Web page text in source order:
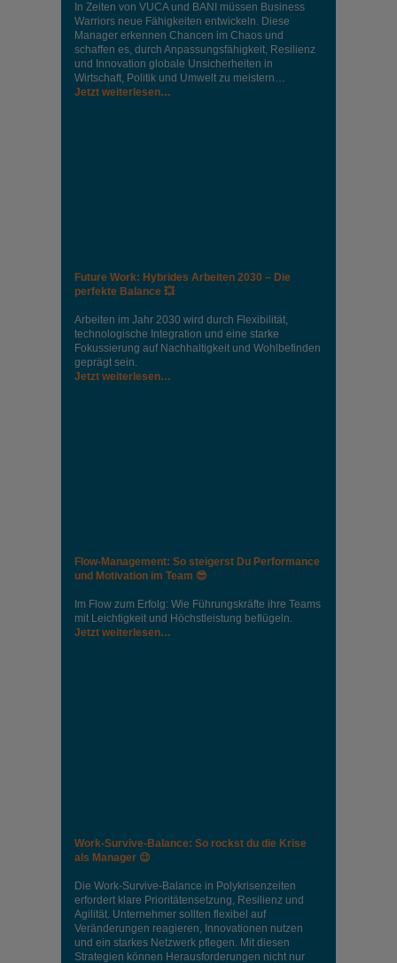
In Zeiten von VUCA und BANI müssen Business
Warriors neue Fähigkeiten entwickeln. Diese
Manager erkennen Chancen im Chaos und
schaffen es, durch Anpassungsfähigkeit, Resilienz
und Innovation globale Unsicherheiten in
Wirtschaft, Politik und Umwelt zu meistern…
Jetzt weiterlesen…
Future Work: Hybrides Arbeiten 2030 – Die
perfekte Balance 💥
Arbeiten im Jahr 2030 wird durch Flexibilität,
technologische Integration und eine starke
Fokussierung auf Nachhaltigkeit und Wohlbefinden
geprägt sein.
Jetzt weiterlesen…
Flow-Management: So steigerst Du Performance
und Motivation im Team 😎
Im Flow zum Erfolg: Wie Führungskräfte ihre Teams
mit Leichtigkeit und Höchstleistung beflügeln.
Jetzt weiterlesen…
Work-Survive-Balance: So rockst du die Krise
als Manager 😉
Die Work-Survive-Balance in Polykrisenzeiten
erfordert klare Prioritätensetzung, Resilienz und
Agilität. Unternehmer sollten flexibel auf
Veränderungen reagieren, Innovationen nutzen
und ein starkes Netzwerk pflegen. Mit diesen
Strategien können Herausforderungen nicht nur